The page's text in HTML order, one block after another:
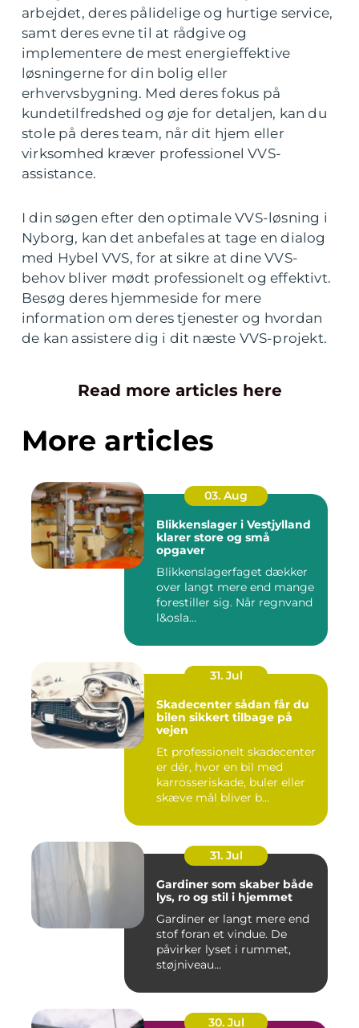
arbejdet, deres pålidelige og hurtige service,
samt deres evne til at rådgive og
implementere de mest energieffektive
løsningerne for din bolig eller
erhvervsbygning. Med deres fokus på
kundetilfredshed og øje for detaljen, kan du
stole på deres team, når dit hjem eller
virksomhed kræver professionel VVS-
assistance.
I din søgen efter den optimale VVS-løsning i
Nyborg, kan det anbefales at tage en dialog
med Hybel VVS, for at sikre at dine VVS-
behov bliver mødt professionelt og effektivt.
Besøg deres hjemmeside for mere
information om deres tjenester og hvordan
de kan assistere dig i dit næste VVS-projekt.
Read more articles here
More articles
03. Aug
Blikkenslager i Vestjylland
klarer store og små
opgaver
Blikkenslagerfaget dækker
over langt mere end mange
forestiller sig. Når regnvand
l&osla...
31. Jul
Skadecenter sådan får du
bilen sikkert tilbage på
vejen
Et professionelt skadecenter
er dér, hvor en bil med
karrosseriskade, buler eller
skæve mål bliver b...
31. Jul
Gardiner som skaber både
lys, ro og stil i hjemmet
Gardiner er langt mere end
stof foran et vindue. De
påvirker lyset i rummet,
støjniveau...
30. Jul